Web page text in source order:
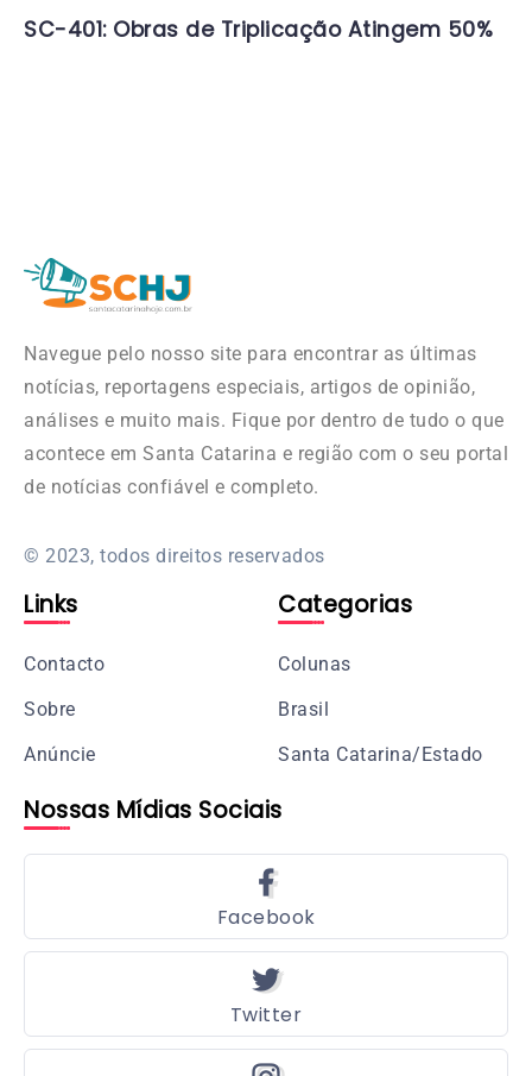
SC-401: Obras de Triplicação Atingem 50%
Navegue pelo nosso site para encontrar as últimas
notícias, reportagens especiais, artigos de opinião,
análises e muito mais. Fique por dentro de tudo o que
acontece em Santa Catarina e região com o seu portal
de notícias confiável e completo.
© 2023, todos direitos reservados
Links
Contacto
Sobre
Anúncie
Categorias
Colunas
Brasil
Santa Catarina/Estado
Nossas Mídias Sociais
Facebook
Twitter